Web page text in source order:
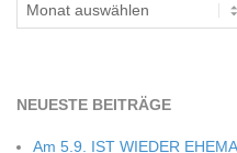
S
C
NEU­ESTE BEITRÄGE
Am 5.9. IST WIEDER